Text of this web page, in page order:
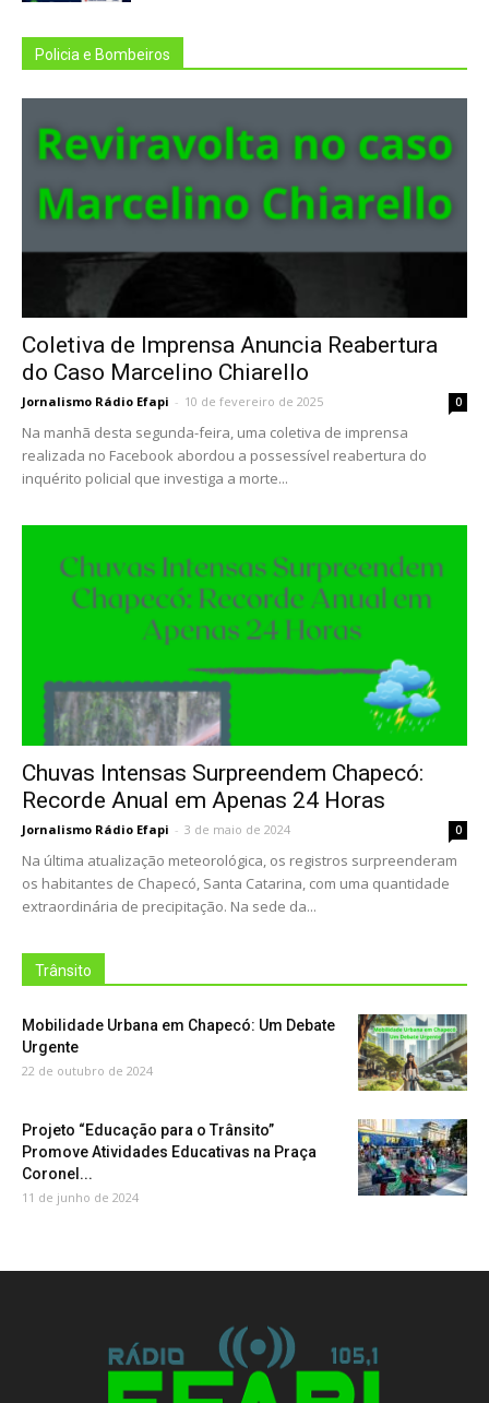
Policia e Bombeiros
Coletiva de Imprensa Anuncia Reabertura
do Caso Marcelino Chiarello
Jornalismo Rádio Efapi - 10 de fevereiro de 2025 0
Na manhã desta segunda-feira, uma coletiva de imprensa
realizada no Facebook abordou a possessível reabertura do
inquérito policial que investiga a morte...
Chuvas Intensas Surpreendem Chapecó:
Recorde Anual em Apenas 24 Horas
Jornalismo Rádio Efapi - 3 de maio de 2024 0
Na última atualização meteorológica, os registros surpreenderam
os habitantes de Chapecó, Santa Catarina, com uma quantidade
extraordinária de precipitação. Na sede da...
Trânsito
Mobilidade Urbana em Chapecó: Um Debate
Urgente
22 de outubro de 2024
Projeto “Educação para o Trânsito”
Promove Atividades Educativas na Praça
Coronel...
11 de junho de 2024